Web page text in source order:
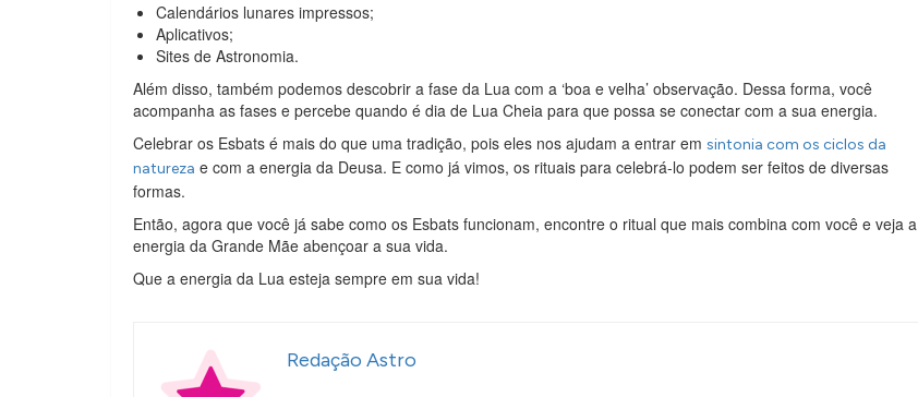
Calendários lunares impressos;
Aplicativos;
Sites de Astronomia.
Além disso, também podemos descobrir a fase da Lua com a ‘boa e velha’ observação. Dessa forma, você
acompanha as fases e percebe quando é dia de Lua Cheia para que possa se conectar com a sua energia.
Celebrar os Esbats é mais do que uma tradição, pois eles nos ajudam a entrar em sintonia com os ciclos da
natureza e com a energia da Deusa. E como já vimos, os rituais para celebrá-lo podem ser feitos de diversas
formas.
Então, agora que você já sabe como os Esbats funcionam, encontre o ritual que mais combina com você e veja a
energia da Grande Mãe abençoar a sua vida.
Que a energia da Lua esteja sempre em sua vida!
Redação Astro